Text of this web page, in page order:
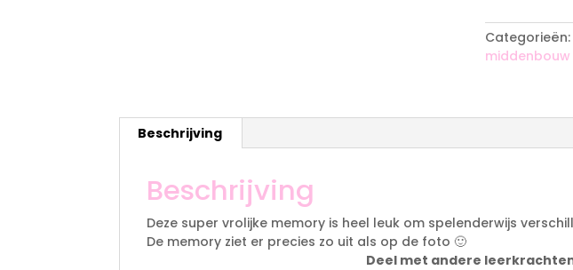
aantal
t
e
i
Categorieën:
Beschrijving
Beschrijving
Deze super vrolijke memory is heel leuk om spelenderwijs
De memory ziet er precies zo uit als op de foto 🙂
Deel met andere